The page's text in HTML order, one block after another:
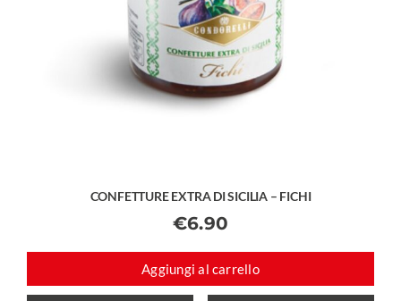
CONFETTURE EXTRA DI SICILIA – FICHI
€6.90
Aggiungi al carrello